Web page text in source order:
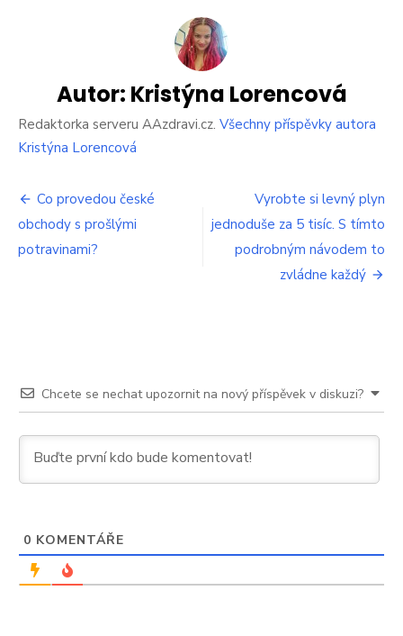
se
to
ještě
a
Autor: Kristýna Lorencová
Redaktorka serveru AAzdravi.cz. Všechny příspěvky autora
Kristýna Lorencová
Navigace
pro
příspěvek
Co provedou české
obchody s prošlými
potravinami?
Vyrobte si levný plyn
jednoduše za 5 tisíc. S tímto
podrobným návodem to
zvládne každý
Chcete se nechat upozornit na nový příspěvek v diskuzi?
0 KOMENTÁŘE